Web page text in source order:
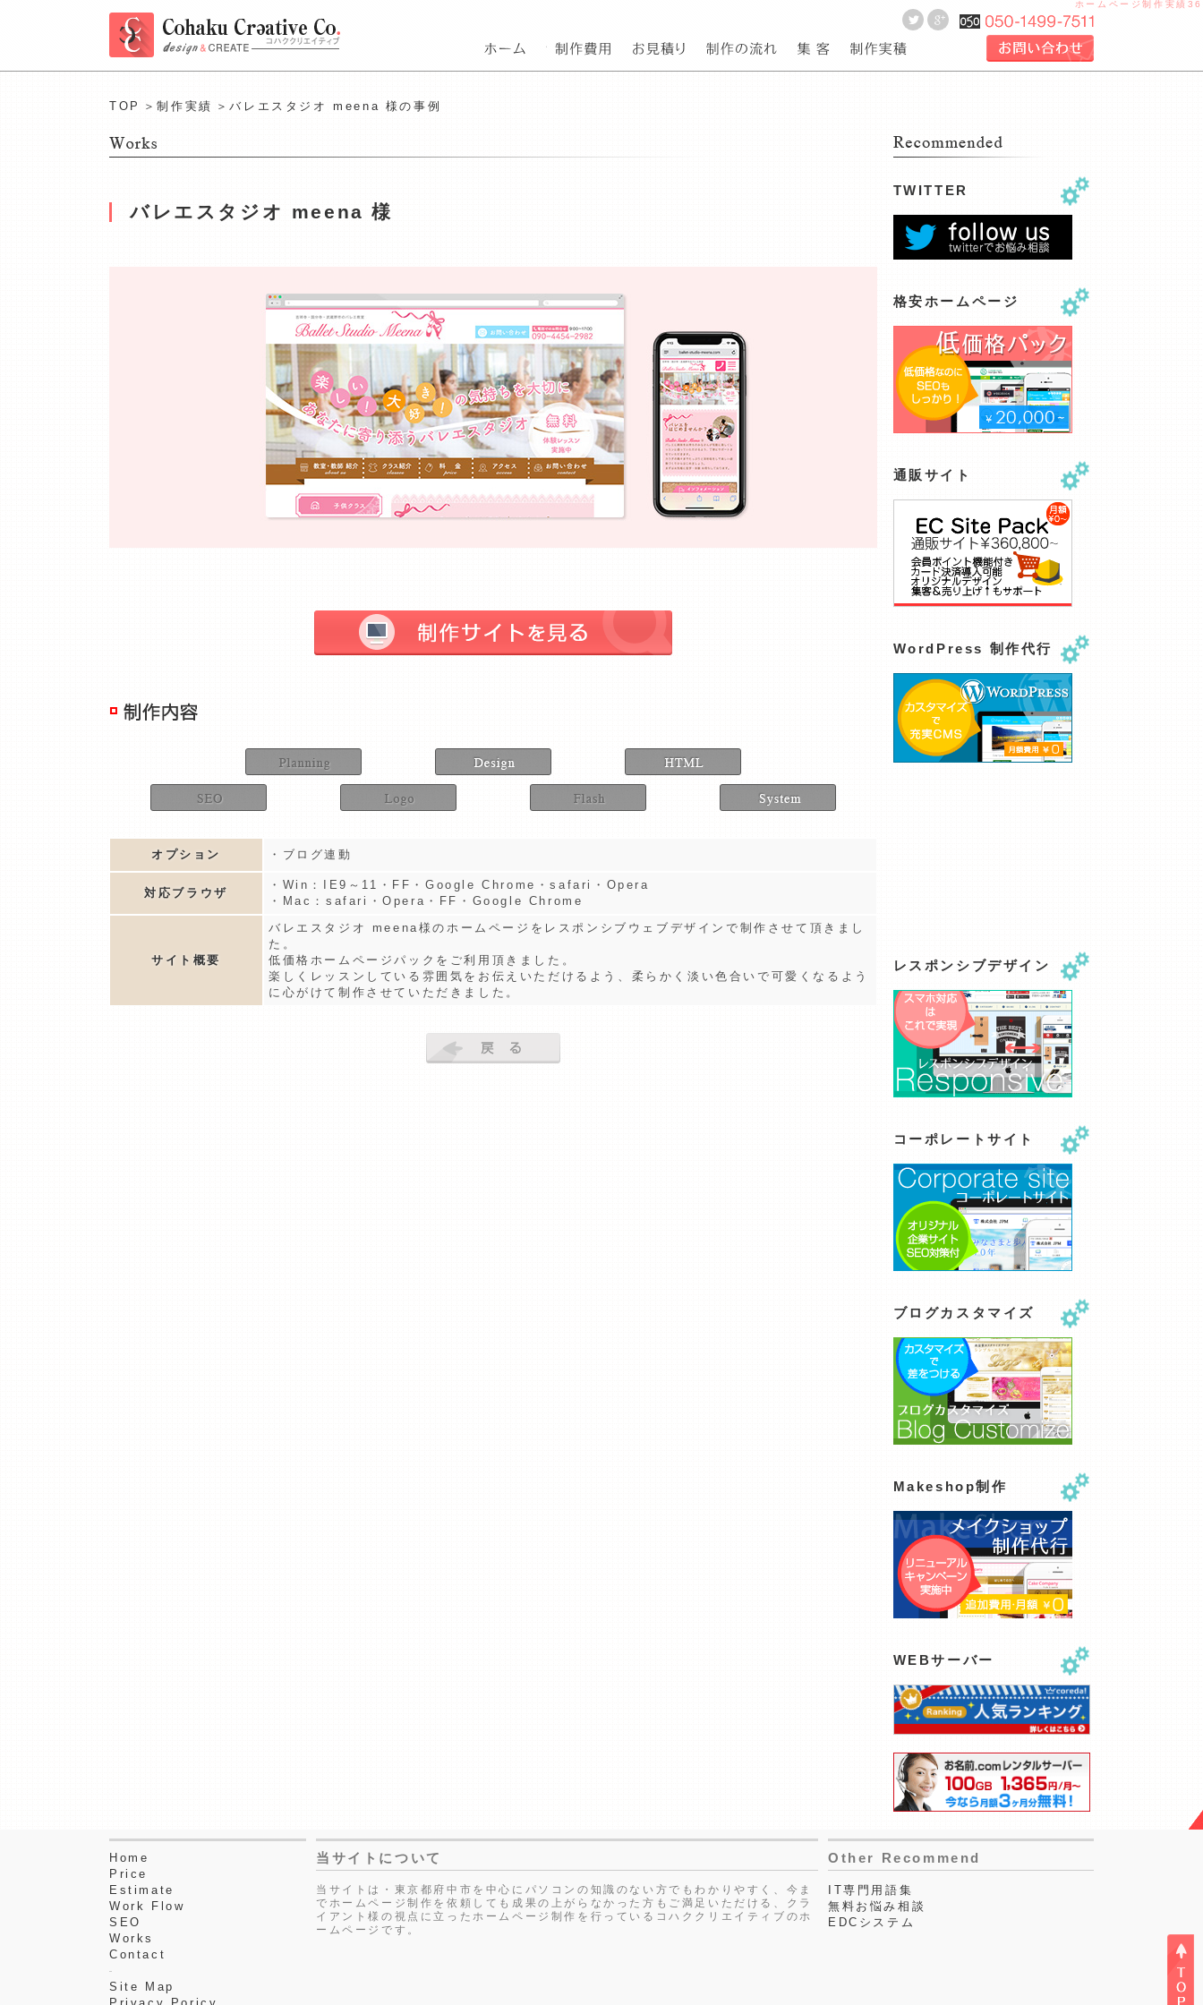
ホームページ制作実績36
東京都府中市のホームページ制作会社
費用一覧 ホームページ制作のお見積り
webサイト制作作業工程
seo webサイト制作実績
TOP ＞制作実績 ＞バレエスタジオ meena 様の事例
バレエスタジオ meena 様
オプション ・ブログ連動
対応ブラウザ
・Win：IE9～11・FF・Google Chrome・safari・Opera
・Mac：safari・Opera・FF・Google Chrome
サイト概要
バレエスタジオ meena様のホームページをレスポンシブウェブデザインで制作させて頂きまし
た。
低価格ホームページパックをご利用頂きました。
楽しくレッスンしている雰囲気をお伝えいただけるよう、柔らかく淡い色合いで可愛くなるよう
に心がけて制作させていただきました。
TWITTER
格安ホームページ
通販サイト
WordPress 制作代行
レスポンシブデザイン
コーポレートサイト
ブログカスタマイズ
Makeshop制作
WEBサーバー
Home
Price
Estimate
Work Flow
SEO
Works
Contact
Site Map
当サイトについて
当サイトは・東京都府中市を中心にパソコンの知識のない方でもわかりやすく、今ま
でホームページ制作を依頼しても成果の上がらなかった方もご満足いただける、クラ
イアント様の視点に立ったホームページ制作を行っているコハククリエイティブのホ
ームページです。
Other Recommend
IT専門用語集
無料お悩み相談
EDCシステム